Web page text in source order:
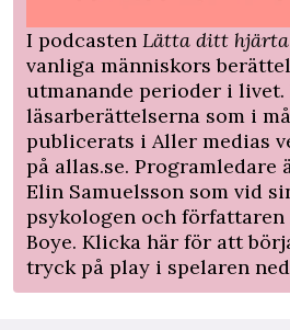
I podcasten Lätta ditt hjärta
vanliga människors
utmanande perioder i livet.
läsarberättelserna som i
publicerats i Aller medias
på allas.se.
Elin Samuelsson som vid
psykologen och författaren
Boye. Klicka här för att
tryck på play i spelaren